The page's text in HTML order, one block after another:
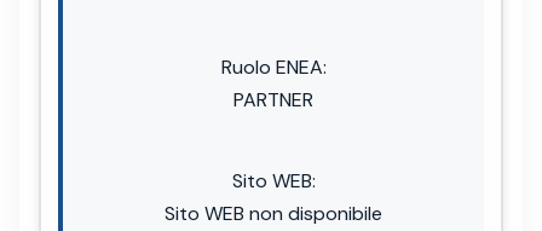
Ruolo ENEA:
PARTNER
Sito WEB:
Sito WEB non disponibile